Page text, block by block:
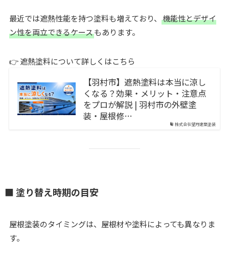
最近では遮熱性能を持つ塗料も増えており、 機能性とデザイ
ン性を両立できるケースもあります。
👉 遮熱塗料について詳しくはこちら
株式会社望月建築塗装
【羽村市】遮熱塗料は本当に涼し
くなる？効果・メリット・注意点
をプロが解説 | 羽村市の外壁塗
装・屋根修…
■ 塗り替え時期の目安
屋根塗装のタイミングは、屋根材や塗料によっても異なりま
す。